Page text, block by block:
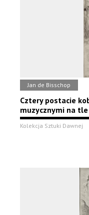
Jan de Bisschop
Cztery postacie
muzycznymi na
Kolekcja Sztuki Dawnej